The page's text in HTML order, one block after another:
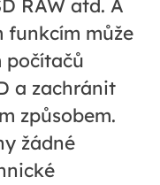
RAW atd. A
funkcím může
počítačů
a zachránit
způsobem.
žádné